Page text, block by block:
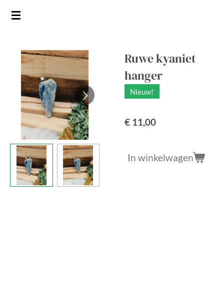
Ga
hoofdinhoud
Ruwe kyaniet
hanger
Nieuw!
€ 11,00
In winkelwagen